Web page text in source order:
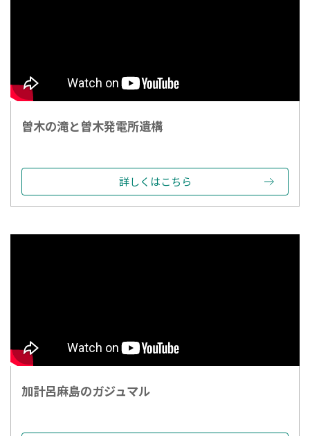
曽木の滝と曽木発電所遺構
詳しくはこちら
加計呂麻島のガジュマル